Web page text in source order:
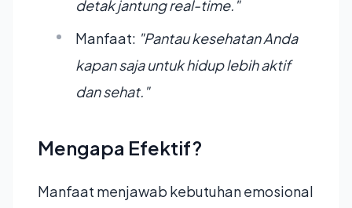
detak jantung real-time."
Manfaat: "Pantau kesehatan Anda
kapan saja untuk hidup lebih aktif
dan sehat."
Mengapa Efektif?
Manfaat menjawab kebutuhan emosional